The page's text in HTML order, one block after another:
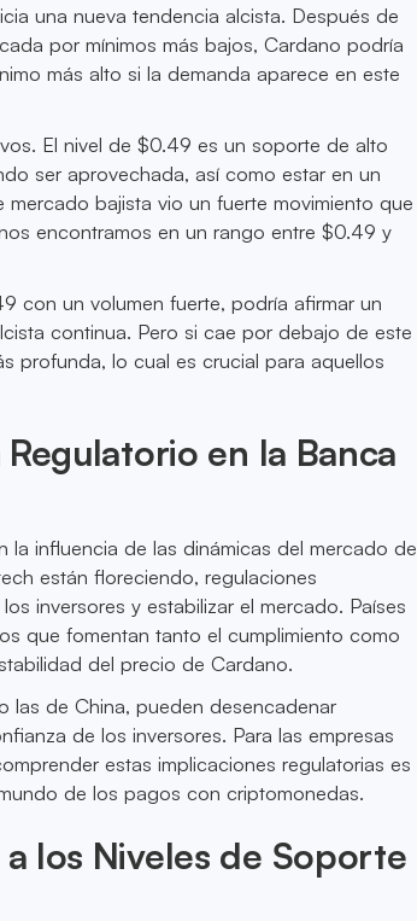
una nueva tendencia alcista. Después de
por mínimos más bajos, Cardano podría
más alto si la demanda aparece en este
El nivel de $0.49 es un soporte de alto
ser aprovechada, así como estar en un
bajista vio un fuerte movimiento que
encontramos en un rango entre $0.49 y
con un volumen fuerte, podría afirmar un
continua. Pero si cae por debajo de este
profunda, lo cual es crucial para aquellos
en la Banca
la influencia de las dinámicas del mercado de
están floreciendo, regulaciones
inversores y estabilizar el mercado. Países
que fomentan tanto el cumplimiento como
del precio de Cardano.
las de China, pueden desencadenar
de los inversores. Para las empresas
estas implicaciones regulatorias es
de los pagos con criptomonedas.
los Niveles de Soporte